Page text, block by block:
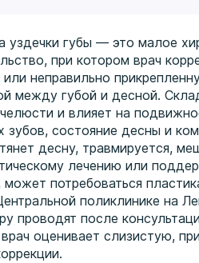
уздечки губы — это малое
при котором врач
неправильно
между губой и десной.
и влияет на
зубов, состояние десны и
десну, травмируется,
лечению или
может потребоваться
поликлинике на
проводят после
врач оценивает слизистую,